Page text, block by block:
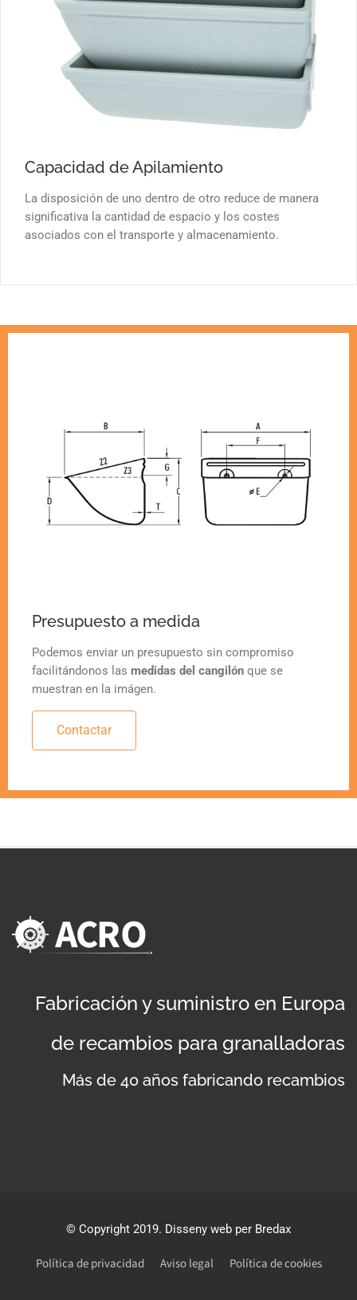
Capacidad de Apilamiento
La disposición de uno dentro de otro reduce de manera
significativa la cantidad de espacio y los costes
asociados con el transporte y almacenamiento.
Presupuesto a medida
Podemos enviar un presupuesto sin compromiso
facilitándonos las medidas del cangilón que se
muestran en la imágen.
Contactar
Fabricación y suministro en Europa
de recambios para granalladoras
Más de 40 años fabricando recambios
© Copyright 2019. Disseny web per Bredax
Política de privacidad Aviso legal Política de cookies